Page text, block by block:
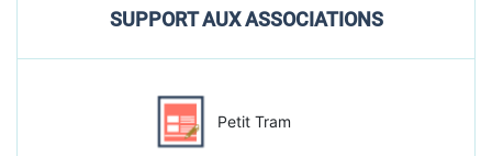
SUPPORT AUX ASSOCIATIONS
Petit Tram